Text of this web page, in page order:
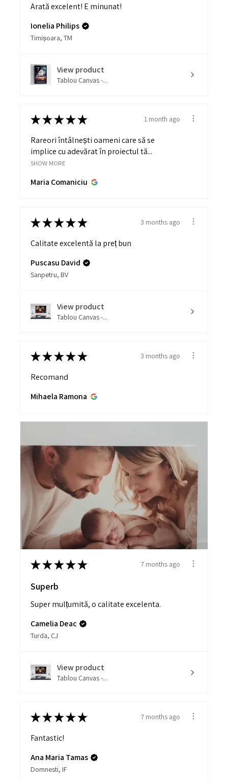
Arată excelent! E minunat!
Ionelia Philips
Timișoara, TM
View product
Tablou Canvas -...
★★★★★ 1 month ago
Rareori întâlnești oameni care să se
implice cu adevărat în proiectul tă...
SHOW MORE
Maria Comaniciu
★★★★★ 3 months ago
Calitate excelentă la preț bun
Puscasu David
Sanpetru, BV
View product
Tablou Canvas -...
★★★★★ 3 months ago
Recomand
Mihaela Ramona
★★★★★ 7 months ago
Superb
Super mulțumită, o calitate excelenta.
Camelia Deac
Turda, CJ
View product
Tablou Canvas -...
★★★★★ 7 months ago
Fantastic!
Ana Maria Tamas
Domnesti, IF